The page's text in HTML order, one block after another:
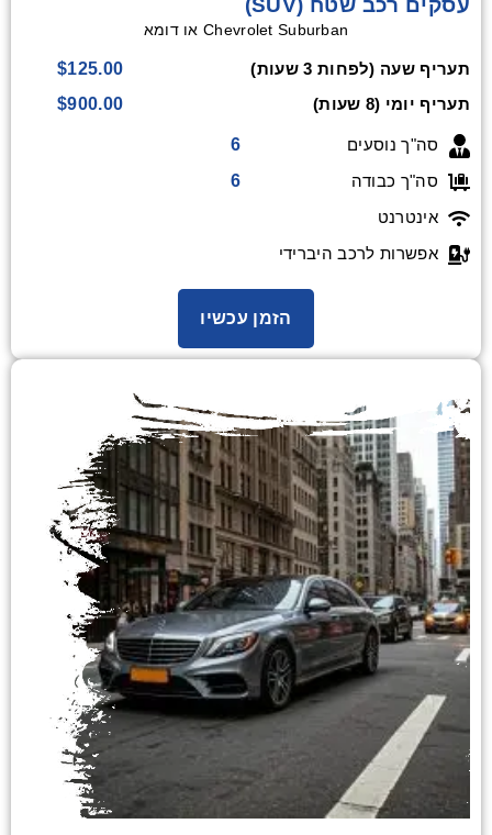
עסקים רכב שטח (SUV)
Chevrolet Suburban או דומא
תעריף שעה (לפחות 3 שעות)
$125.00
תעריף יומי (8 שעות)
$900.00
סה"ך נוסעים
6
סה"ך כבודה
6
אינטרנט
אפשרות לרכב היברידי
הזמן עכשיו